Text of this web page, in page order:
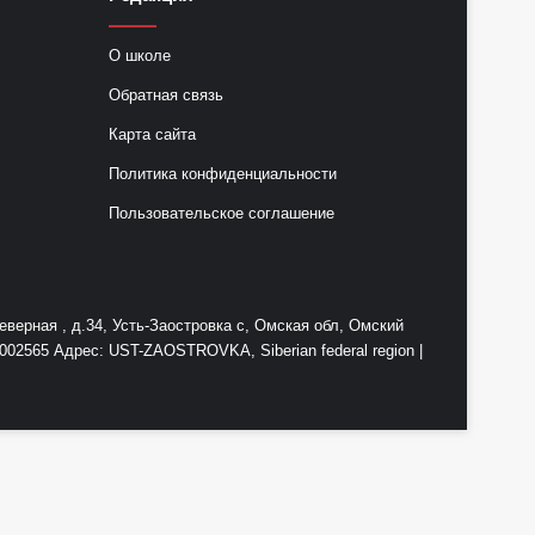
О школе
Обратная связь
Карта сайта
Политика конфиденциальности
Пользовательское соглашение
, д.34, Усть-Заостровка с, Омская обл, Омский
Адрес: UST-ZAOSTROVKA, Siberian federal region |